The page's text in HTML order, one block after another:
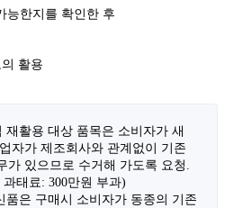
능한지를 확인한 후
활용
재활용 대상 품목은 소비자가 새
자가 제조회사와 관계없이 기존
가 있으므로 수거해 가도록 요청.
태료: 300만원 부과)
품은 구매시 소비자가 동종의 기존